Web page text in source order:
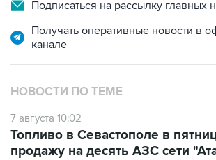
Подписаться на рассылку главных
Получать оперативные новости в
канале
НОВОСТИ ПО ТЕМЕ
7 августа 10:02
Топливо в Севастополе в
продажу на десять АЗС сети